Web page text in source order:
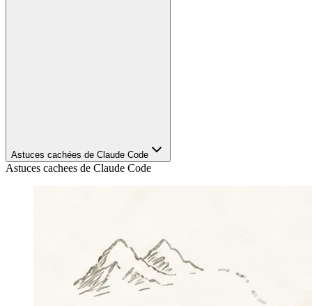
Astuces cachées de Claude Code
Astuces cachees de Claude Code